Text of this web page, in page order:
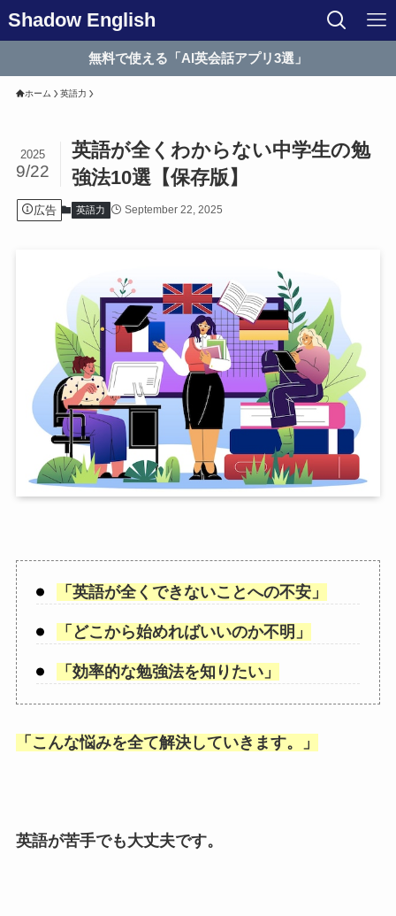
Shadow English
無料で使える「AI英会話アプリ3選」
ホーム 英語力
英語が全くわからない中学生の勉
強法10選【保存版】
2025
9/22
広告 英語力 September 22, 2025
「 英語が全くできないことへの不安」
「 どこから始めればいいのか不明 」
「 効率的な勉強法を知りたい」
「 こんな悩みを全て解決していきます。 」
英語が苦手でも大丈夫です。